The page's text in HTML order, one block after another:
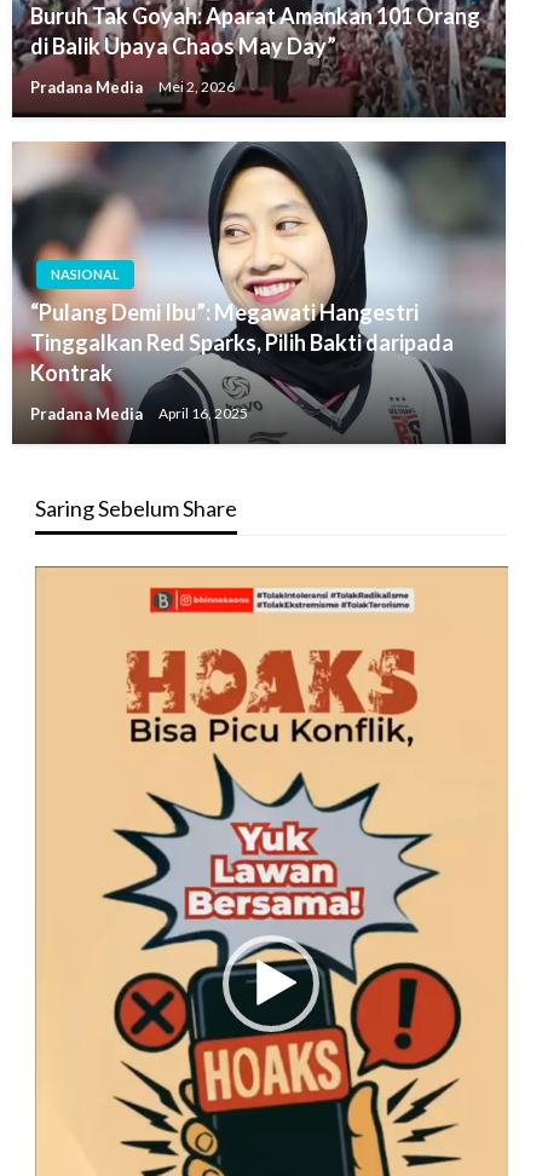
Buruh Tak Goyah: Aparat Amankan 101 Orang
di Balik Upaya Chaos May Day”
Pradana Media Mei 2, 2026
NASIONAL
“Pulang Demi Ibu”: Megawati Hangestri
Tinggalkan Red Sparks, Pilih Bakti daripada
Kontrak
Pradana Media April 16, 2025
Saring Sebelum Share